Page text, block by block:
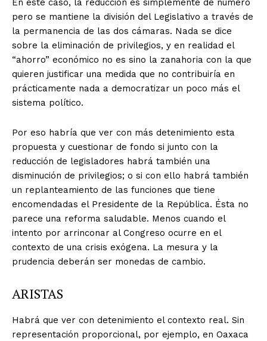
En este caso, la reducción es simplemente de número
pero se mantiene la división del Legislativo a través de
la permanencia de las dos cámaras. Nada se dice
sobre la eliminación de privilegios, y en realidad el
“ahorro” económico no es sino la zanahoria con la que
quieren justificar una medida que no contribuiría en
prácticamente nada a democratizar un poco más el
sistema político.
Por eso habría que ver con más detenimiento esta
propuesta y cuestionar de fondo si junto con la
reducción de legisladores habrá también una
disminución de privilegios; o si con ello habrá también
un replanteamiento de las funciones que tiene
encomendadas el Presidente de la República. Ésta no
parece una reforma saludable. Menos cuando el
intento por arrinconar al Congreso ocurre en el
contexto de una crisis exógena. La mesura y la
prudencia deberán ser monedas de cambio.
ARISTAS
Habrá que ver con detenimiento el contexto real. Sin
representación proporcional, por ejemplo, en Oaxaca